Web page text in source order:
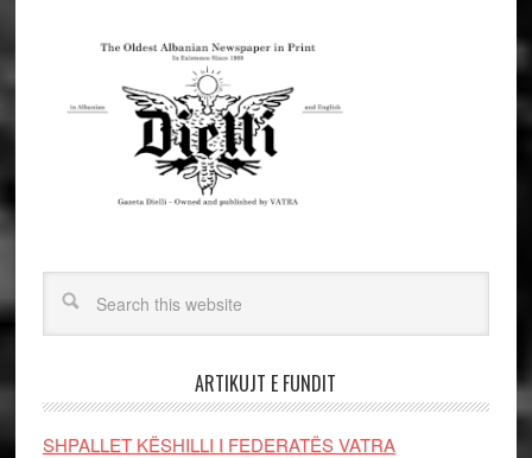
ARTIKUJT E FUNDIT
SHPALLET KËSHILLI I FEDERATËS VATRA